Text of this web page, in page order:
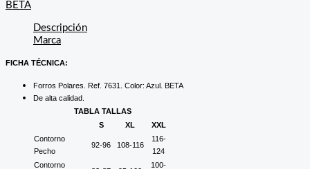
BETA
Descripción
Marca
FICHA TÉCNICA:
Forros Polares. Ref. 7631. Color: Azul. BETA
De alta calidad.
TABLA TALLAS
S
XL
XXL
Contorno
Pecho
92-96 108-116
116-
124
Contorno
100-